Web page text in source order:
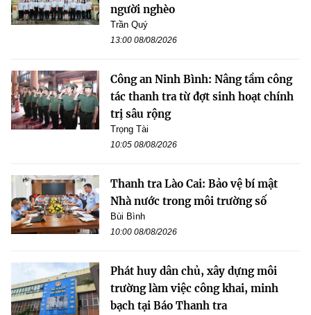
người nghèo
Trần Quý
13:00 08/08/2026
Công an Ninh Bình: Nâng tầm công
tác thanh tra từ đợt sinh hoạt chính
trị sâu rộng
Trọng Tài
10:05 08/08/2026
Thanh tra Lào Cai: Bảo vệ bí mật
Nhà nước trong môi trường số
Bùi Bình
10:00 08/08/2026
Phát huy dân chủ, xây dựng môi
trường làm việc công khai, minh
bạch tại Báo Thanh tra